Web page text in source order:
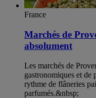
France
Marchés de
absolument
Les marchés de
gastronomiques et de
rythme de flâneries
parfumés.&nbsp;